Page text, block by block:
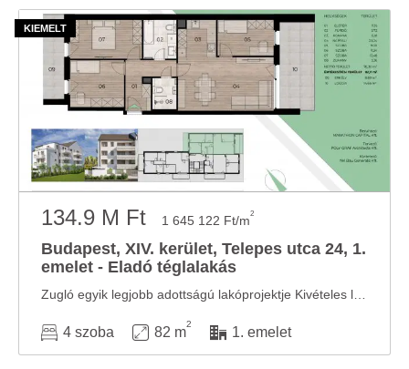
134.9 M Ft 1 645 122 Ft/m2
Budapest, XIV. kerület, Telepes utca 24, 1.
emelet - Eladó téglalakás
4 szoba 82 m
2
1. emelet